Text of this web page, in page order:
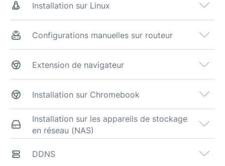
Installation sur Linux
Configurations manuelles sur routeur
Extension de navigateur
Installation sur Chromebook
Installation sur les appareils de stockage
en réseau (NAS)
DDNS